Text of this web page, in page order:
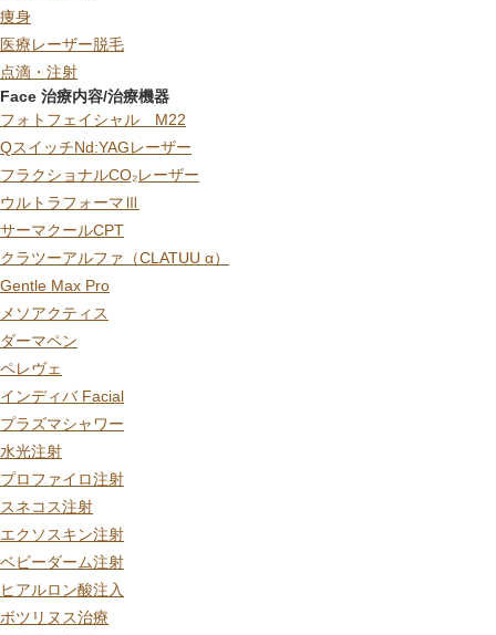
痩身
医療レーザー脱毛
点滴・注射
Face 治療内容/治療機器
フォトフェイシャル M22
QスイッチNd:YAGレーザー
フラクショナルCO₂レーザー
ウルトラフォーマⅢ
サーマクールCPT
クラツーアルファ（CLATUU α）
Gentle Max Pro
メソアクティス
ダーマペン
ペレヴェ
インディバ Facial
プラズマシャワー
水光注射
プロファイロ注射
スネコス注射
エクソスキン注射
ベビーダーム注射
ヒアルロン酸注入
ボツリヌス治療